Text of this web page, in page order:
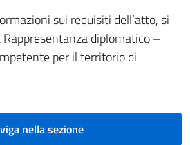
sui requisiti dell’atto, si
diplomatico –
per il territorio di
nella sezione